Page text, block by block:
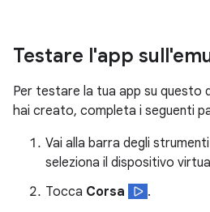
Testare l'app
Per testare la tua app su questo
hai creato, completa i seguenti
Vai alla barra degli
seleziona il dispositivo
Tocca Corsa
.